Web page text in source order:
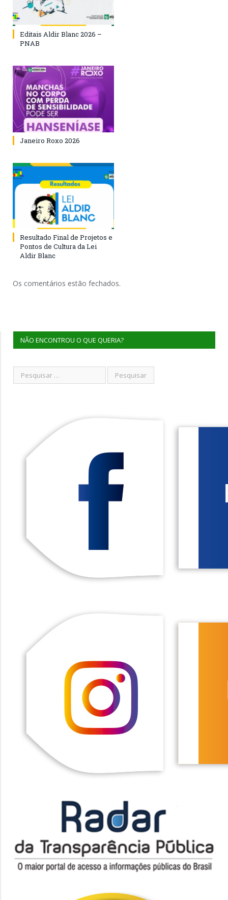
Editais Aldir Blanc 2026 –
PNAB
Janeiro Roxo 2026
Resultado Final de Projetos e
Pontos de Cultura da Lei
Aldir Blanc
Os comentários estão fechados.
NÃO ENCONTROU O QUE QUERIA?